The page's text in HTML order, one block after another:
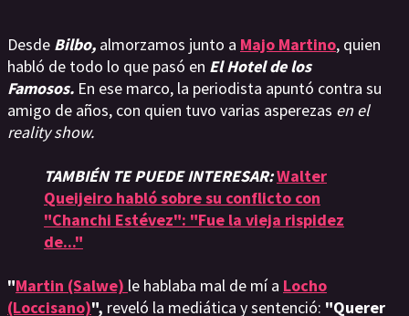
Desde Bilbo, almorzamos junto a Majo Martino, quien
habló de todo lo que pasó en El Hotel de los
Famosos. En ese marco, la periodista apuntó contra su
amigo de años, con quien tuvo varias asperezas en el
reality show.
TAMBIÉN TE PUEDE INTERESAR:Walter
Queijeiro habló sobre su conflicto con
"Chanchi Estévez": "Fue la vieja rispidez
de..."
"Martin (Salwe) le hablaba mal de mí a Locho
(Loccisano)", reveló la mediática y sentenció: "Querer